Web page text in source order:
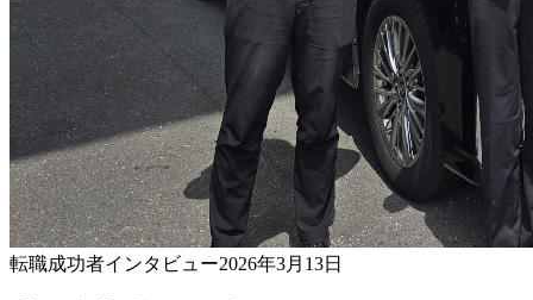
転職成功者インタビュー2026年3月13日